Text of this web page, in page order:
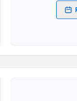
Kişisel verilerimin